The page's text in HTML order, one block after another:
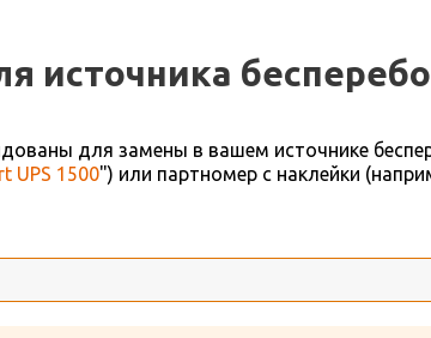
источника
для замены в вашем источнике
UPS 1500") или партномер с наклейки